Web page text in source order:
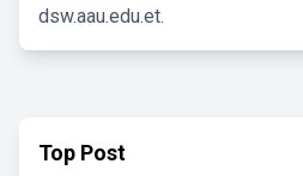
dsw.aau.edu.et.
Top Post